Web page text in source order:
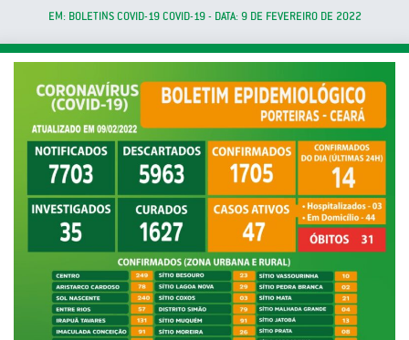
EM: BOLETINS COVID-19 COVID-19 - DATA: 9 DE FEVEREIRO DE 2022